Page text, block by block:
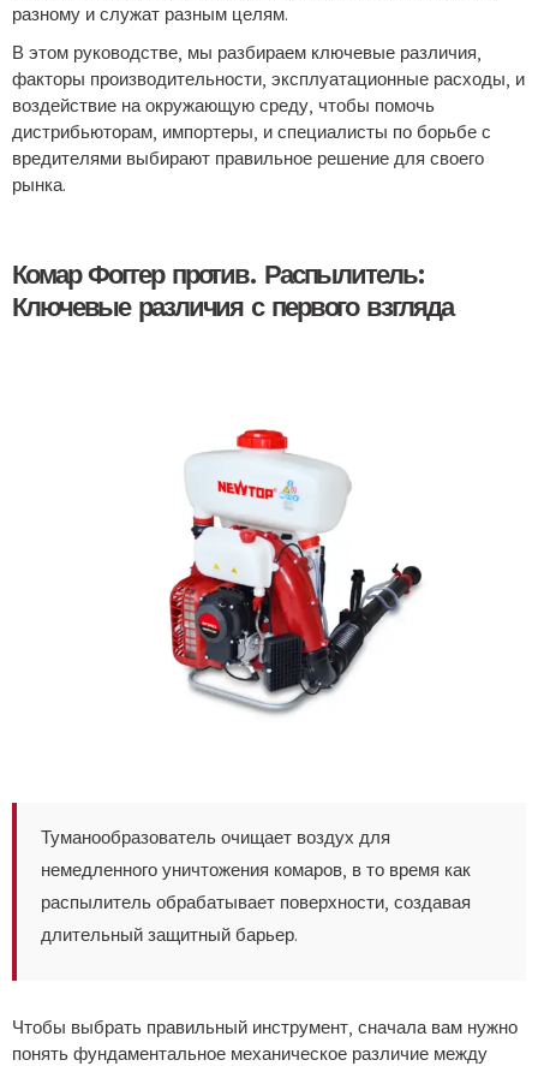
разному и служат разным целям.
В этом руководстве, мы разбираем ключевые различия,
факторы производительности, эксплуатационные расходы, и
воздействие на окружающую среду, чтобы помочь
дистрибьюторам, импортеры, и специалисты по борьбе с
вредителями выбирают правильное решение для своего
рынка.
Комар Фоггер против. Распылитель:
Ключевые различия с первого взгляда
Туманообразователь очищает воздух для
немедленного уничтожения комаров, в то время как
распылитель обрабатывает поверхности, создавая
длительный защитный барьер.
Чтобы выбрать правильный инструмент, сначала вам нужно
понять фундаментальное механическое различие между